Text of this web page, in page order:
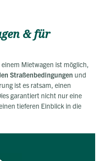
& für
Mietwagen ist möglich,
Straßenbedingungen und
ist es ratsam, einen
garantiert nicht nur eine
tieferen Einblick in die